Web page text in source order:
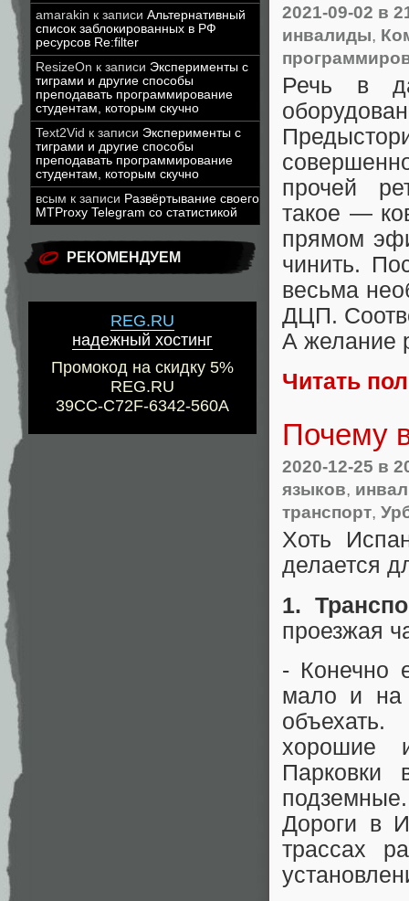
amarakin к записи Альтернативный
список заблокированных в РФ
ресурсов Re:filter
ResizeOn к записи Эксперименты с
тиграми и другие способы
преподавать программирование
студентам, которым скучно
Text2Vid к записи Эксперименты с
тиграми и другие способы
преподавать программирование
студентам, которым скучно
всым к записи Развёртывание своего
MTProxy Telegram со статистикой
РЕКОМЕНДУЕМ
REG.RU
надежный хостинг
Промокод на скидку 5%
REG.RU
39CC-C72F-6342-560A
2021-09-02 в
инвалиды,
Речь в
прочей
такое —
прямом
чинить.
весьма
ДЦП.
А желание
Читать
Почему
2020-12-25 в
языков,
транспорт,
Хоть
делается
1.
проезжая
- Конечно
мало и на
хорошие
Парковки
Дороги в
трассах